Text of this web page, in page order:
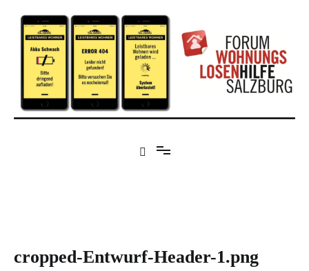
Inhalt
springen
cropped-Entwurf-Header-1.png